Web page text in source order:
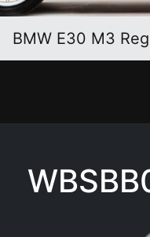
BMW E30 M3